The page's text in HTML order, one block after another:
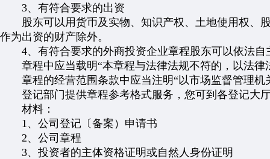
3、有符合要求的出资
股东可以用货币及实物、知识产权、土地使用权、
作为出资的财产除外。
4、有符合要求的外商投资企业章程股东可以依法自
章程中应当载明“本章程与法律法规不符的，以法律
章程的经营范围条款中应当注明“以市场监督管理机
登记部门提供章程参考格式服务，您可到各登记大
材料：
1、公司登记〔备案）申请书
2、公司章程
3、投资者的主体资格证明或自然人身份证明